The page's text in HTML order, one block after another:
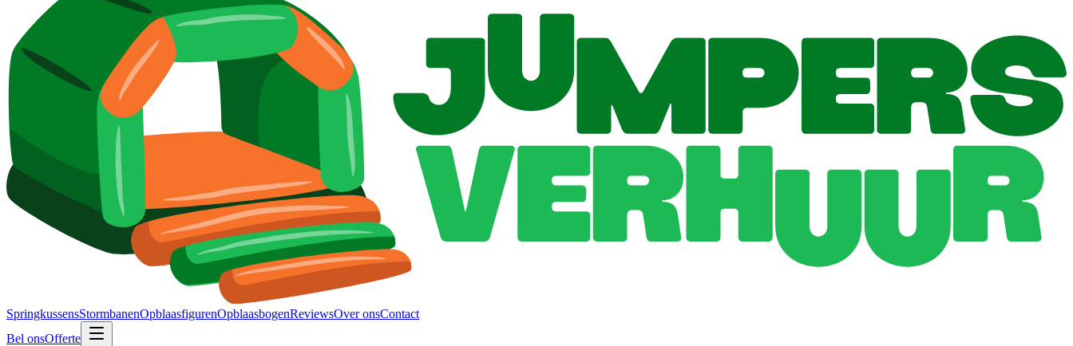
SpringkussensStormbanenOpblaasfigurenOpblaasbogenReviewsOver onsContact
Bel onsOfferte